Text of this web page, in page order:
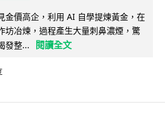
金價高企，利用 AI 自學提煉黃金，在
坊冶煉，過程產生大量刺鼻濃煙，驚
發整...
閱讀全文